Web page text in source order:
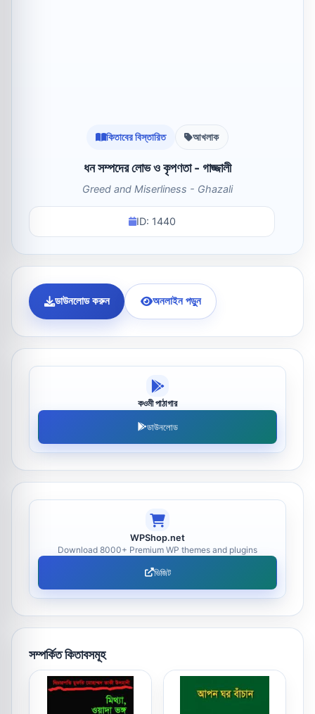
কিতাবের বিস্তারিত আখলাক
ধন সম্পদের লোভ ও কৃপণতা - গাজ্জালী
Greed and Miserliness - Ghazali
ID: 1440
ডাউনলোড করুন অনলাইন পড়ুন
কওমী পাঠাগার
ডাউনলোড
WPShop.net
Download 8000+ Premium WP themes and plugins
ভিজিট
সম্পর্কিত কিতাবসমূহ